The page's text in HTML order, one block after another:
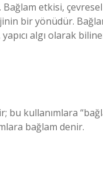
Bağlam etkisi,
bir yönüdür.
algı olarak
bu kullanımlara
bağlam denir.